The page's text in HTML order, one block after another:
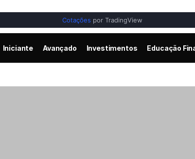
Cotações por TradingView
Iniciante Avançado Investimentos Educação